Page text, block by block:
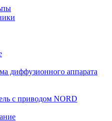
диффузионного аппарата
с приводом NORD